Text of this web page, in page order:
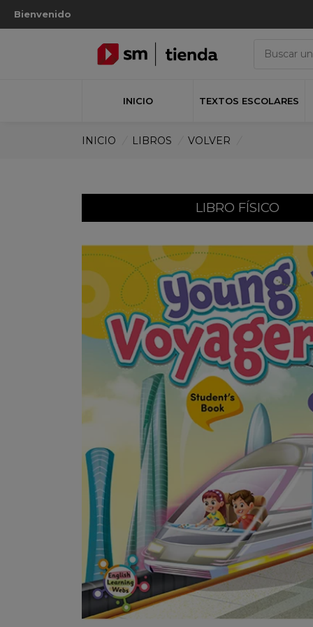
Bienvenido
INICIO TEXTOS ESCOLARES
INICIO LIBROS VOLVER
LIBRO FÍSICO